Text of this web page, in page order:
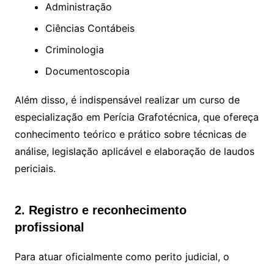
Administração
Ciências Contábeis
Criminologia
Documentoscopia
Além disso, é indispensável realizar um curso de
especialização em Perícia Grafotécnica, que ofereça
conhecimento teórico e prático sobre técnicas de
análise, legislação aplicável e elaboração de laudos
periciais.
2. Registro e reconhecimento
profissional
Para atuar oficialmente como perito judicial, o